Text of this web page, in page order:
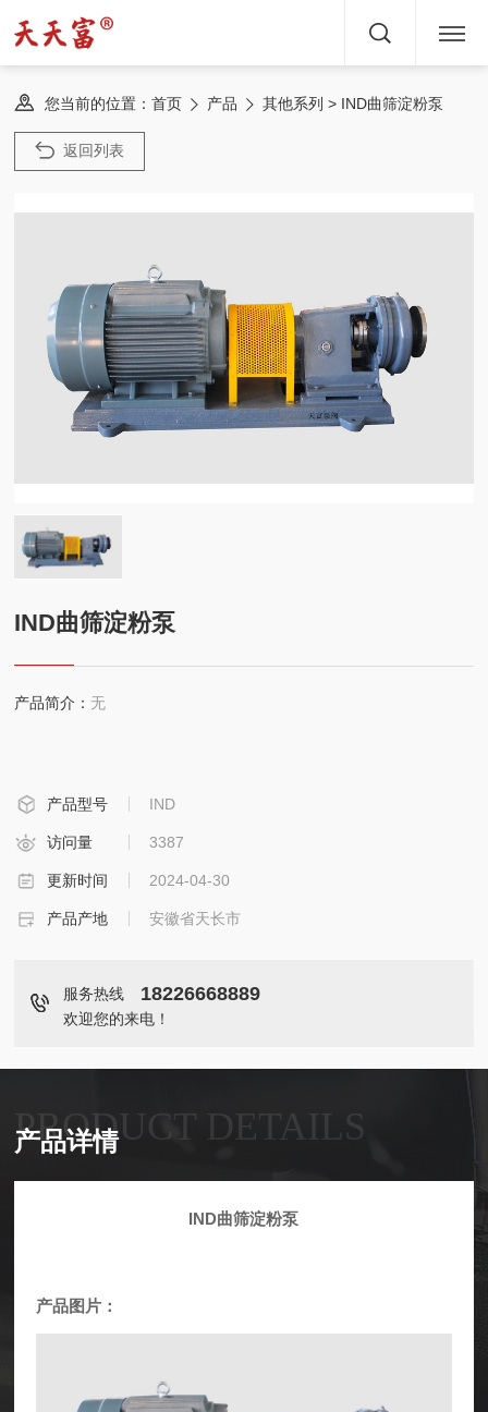
首页
服务
新闻
方案
案例
您当前的位置：首页 产品 其他系列 > IND曲筛淀粉泵
返回列表
IND曲筛淀粉泵
产品简介： 无
产品型号 IND
访问量 3387
更新时间 2024-04-30
产品产地 安徽省天长市
服务热线 18226668889
欢迎您的来电！
PRODUCT DETAILS
产品详情
IND曲筛淀粉泵
产品图片：